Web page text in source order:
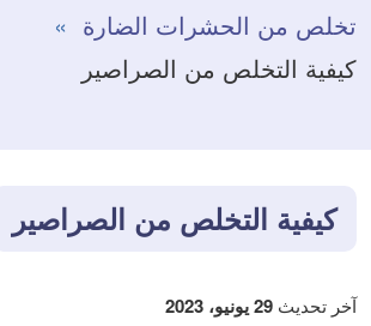
تخلص من الحشرات الضارة
كيفية التخلص من الصراصير
كيفية التخلص من الصراصير
آخر تحديث 29 يونيو، 2023